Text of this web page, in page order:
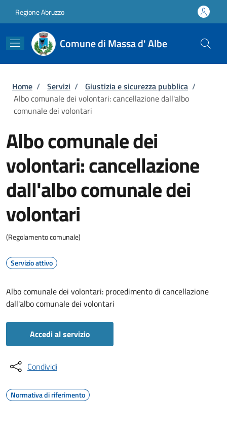
Regione Abruzzo
Comune di Massa d' Albe
Briciole di pane
Home / Servizi / Giustizia e sicurezza pubblica /
Albo comunale dei volontari: cancellazione dall'albo
comunale dei volontari
Albo comunale dei
volontari: cancellazione
dall'albo comunale dei
volontari
(Regolamento comunale)
Servizio attivo
Albo comunale dei volontari: procedimento di cancellazione
dall'albo comunale dei volontari
Accedi al servizio
Condividi
Normativa di riferimento